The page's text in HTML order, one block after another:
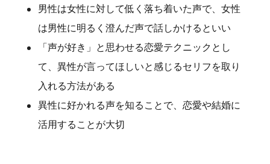
男性は女性に対して低く落ち着いた声で、女性
は男性に明るく澄んだ声で話しかけるといい
「声が好き」と思わせる恋愛テクニックとし
て、異性が言ってほしいと感じるセリフを取り
入れる方法がある
異性に好かれる声を知ることで、恋愛や結婚に
活用することが大切